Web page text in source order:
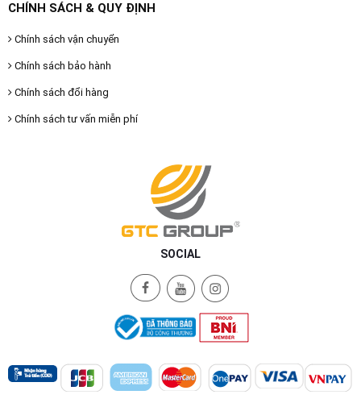
CHÍNH SÁCH & QUY ĐỊNH
Chính sách vận chuyển
Chính sách bảo hành
Chính sách đổi hàng
Chính sách tư vấn miễn phí
SOCIAL